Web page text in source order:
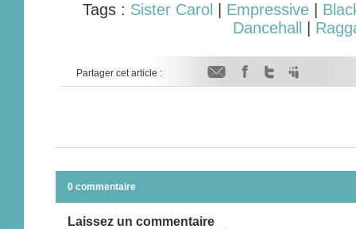
Tags : Sister Carol Empressive|
Dancehall
Partager cet article :
0 commentaire
Laissez un commentaire